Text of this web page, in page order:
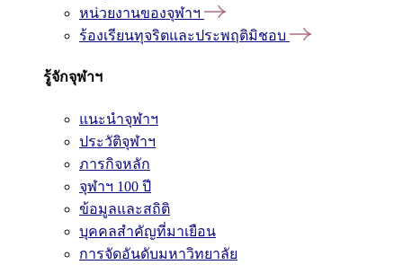
หน่วยงานของจุฬาฯ
ร้องเรียนทุจริตและประพฤติมิชอบ
รู้จักจุฬาฯ
แนะนำจุฬาฯ
ประวัติจุฬาฯ
ภารกิจหลัก
จุฬาฯ 100 ปี
ข้อมูลและสถิติ
บุคคลสำคัญที่มาเยือน
การจัดอันดับมหาวิทยาลัย